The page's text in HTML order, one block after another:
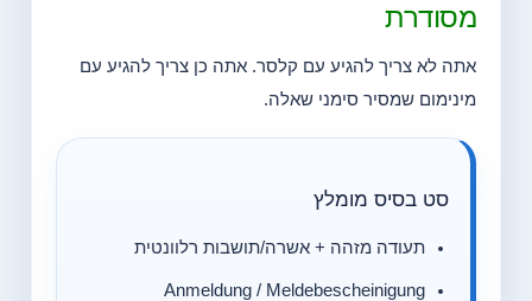
מסודרת
אתה לא צריך להגיע עם קלסר. אתה כן צריך להגיע עם
מינימום שמסיר סימני שאלה.
סט בסיס מומלץ
תעודה מזהה + אשרה/תושבות רלוונטית
Anmeldung / Meldebescheinigung